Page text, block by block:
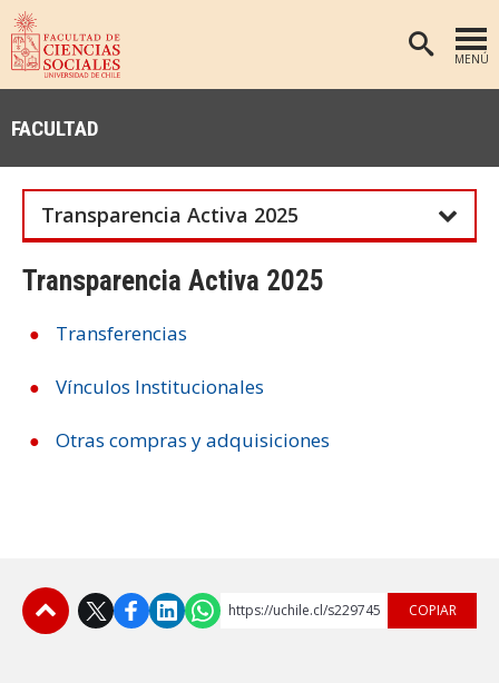
MENÚ
DEPARTAMENTOS
ANTROPOLOGÍA
EDUCACIÓN
TRABAJO SOCIAL
PREGRADO
POSTGRADO
EXTENSIÓN
BIBLIOTECA
FUNCIONARIOS
EGRESADOS
FACULTAD
Transparencia Activa 2025
Transparencia Activa 2025
Transferencias
Vínculos Institucionales
Otras compras y adquisiciones
https://uchile.cl/s229745 COPIAR